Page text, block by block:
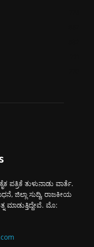
ಪತ್ರಿಕೆ ತುಳುನಾಡು ವಾರ್ತೆ.
ಜಿಲ್ಲಾ ಸುದ್ದಿ, ರಾಜಕೀಯ
ಮಾಡುತ್ತಿದ್ದೇವೆ. ಮೊ: